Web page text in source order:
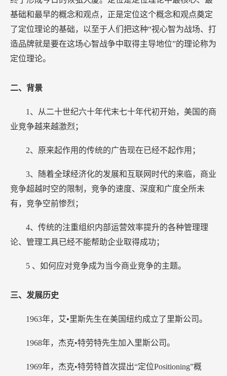
基础和最早的概念和观点，正是定位这个概念和观点奠定
了定位理论的基础，以至于人们把这种“视心智为战场、打
造品牌就是要在这场心智战争中取得主导地位”的理论称为
定位理论。
二、背景
1、从二十世纪六十年代末七十年代初开始，美国的商
业竞争越来越激烈；
2、原来起作用的传统的广告现在已经不起作用；
3、随着全球经济化的发展和互联网时代的来临，商业
竞争超越时空的限制，竞争的速度、深度和广度全所未
有，竞争空前惨烈；
4、传统的注重组织内部运营效率提升的各种管理理
论、管理工具已经不能帮助企业取得成功；
5 、如何应对竞争成为当今商业竞争的主题。
三、发展历史
1963年，艾•里斯先生在美国纽约成立了里斯公司。
1968年，杰克•特劳特先生加入里斯公司。
1969年，杰克•特劳特首次提出“定位Positioning”概